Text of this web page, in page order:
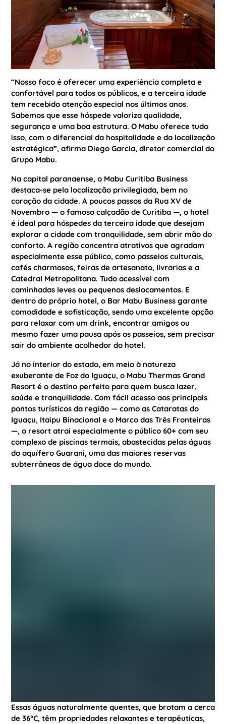
“Nosso foco é oferecer uma experiência completa e
confortável para todos os públicos, e a terceira idade
tem recebido atenção especial nos últimos anos.
Sabemos que esse hóspede valoriza qualidade,
segurança e uma boa estrutura. O Mabu oferece tudo
isso, com o diferencial da hospitalidade e da localização
estratégica”, afirma Diego Garcia, diretor comercial do
Grupo Mabu.
Na capital paranaense, o Mabu Curitiba Business
destaca-se pela localização privilegiada, bem no
coração da cidade. A poucos passos da Rua XV de
Novembro — o famoso calçadão de Curitiba —, o hotel
é ideal para hóspedes da terceira idade que desejam
explorar a cidade com tranquilidade, sem abrir mão do
conforto. A região concentra atrativos que agradam
especialmente esse público, como passeios culturais,
cafés charmosos, feiras de artesanato, livrarias e a
Catedral Metropolitana. Tudo acessível com
caminhadas leves ou pequenos deslocamentos. E
dentro do próprio hotel, o Bar Mabu Business garante
comodidade e sofisticação, sendo uma excelente opção
para relaxar com um drink, encontrar amigos ou
mesmo fazer uma pausa após os passeios, sem precisar
sair do ambiente acolhedor do hotel.
Já no interior do estado, em meio à natureza
exuberante de Foz do Iguaçu, o Mabu Thermas Grand
Resort é o destino perfeito para quem busca lazer,
saúde e tranquilidade. Com fácil acesso aos principais
pontos turísticos da região — como as Cataratas do
Iguaçu, Itaipu Binacional e o Marco das Três Fronteiras
—, o resort atrai especialmente o público 60+ com seu
complexo de piscinas termais, abastecidas pelas águas
do aquífero Guarani, uma das maiores reservas
subterrâneas de água doce do mundo.
Essas águas naturalmente quentes, que brotam a cerca
de 36°C, têm propriedades relaxantes e terapêuticas,